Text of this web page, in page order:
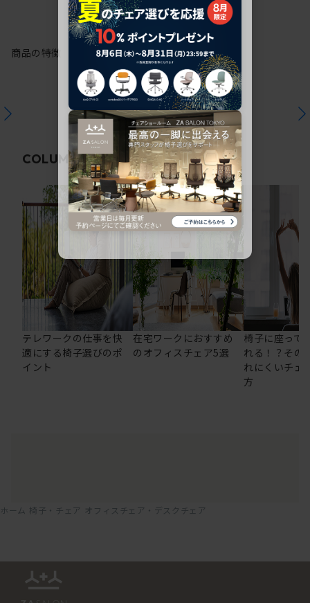
商品の特徴
COLUMN関連コラム
テレワークの仕事を快
適にする椅子選びのポ
イント
在宅ワークにおすすめ
のオフィスチェア5選
椅子に座って
れる！？その
れにくいチェ
方
ホーム 椅子・チェア オフィスチェア・デスクチェア